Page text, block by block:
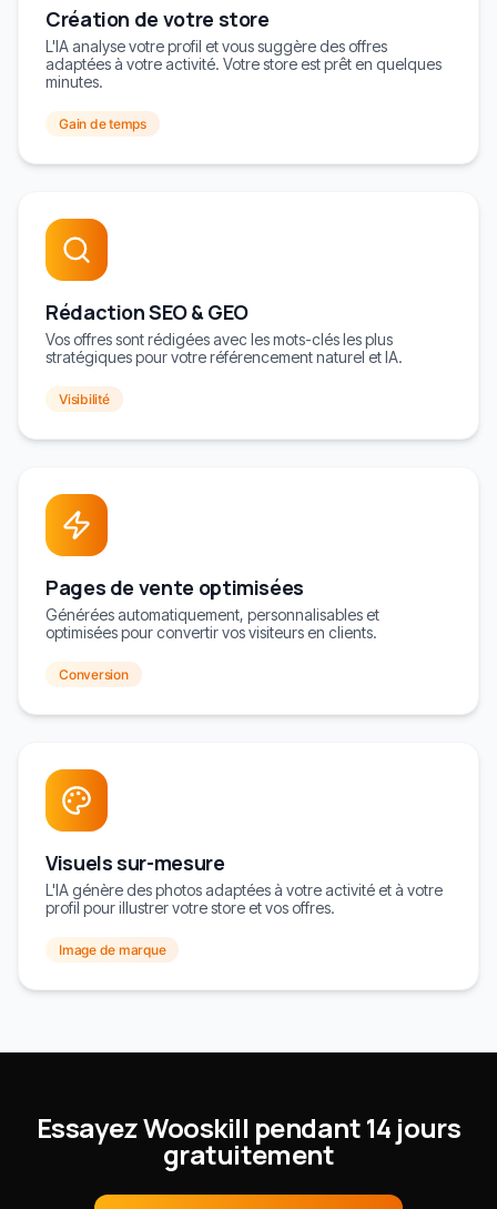
Création de votre store
L'IA analyse votre profil et vous suggère des offres
adaptées à votre activité. Votre store est prêt en quelques
minutes.
Gain de temps
Rédaction SEO & GEO
Vos offres sont rédigées avec les mots-clés les plus
stratégiques pour votre référencement naturel et IA.
Visibilité
Pages de vente optimisées
Générées automatiquement, personnalisables et
optimisées pour convertir vos visiteurs en clients.
Conversion
Visuels sur-mesure
L'IA génère des photos adaptées à votre activité et à votre
profil pour illustrer votre store et vos offres.
Image de marque
Essayez Wooskill pendant 14 jours
gratuitement